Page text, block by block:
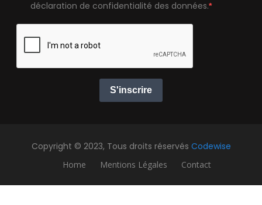
déclaration de confidentialité des données.
S'inscrire
Copyright © 2023, Tous droits réservés Codewise
Home Mentions Légales Contact